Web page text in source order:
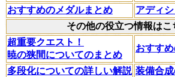
おすすめのメダルまとめ
アディ
その他の役立つ情報はこ
超重要クエスト！
暁の狭間についてのまとめ
おすす
多段化についての詳しい解説 装備合